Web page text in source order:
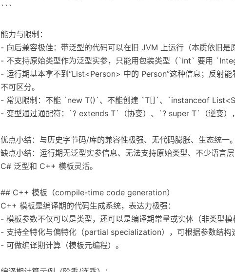
```
能力与限制：
- 向后兼容极佳：带泛型的代码可以在旧 JVM 上运行（本质依旧是
- 不支持原始类型作为泛型实参，只能用包装类型（`int` 要用
- 运行期基本拿不到“List<Person> 中的 Person”这种信息；反射
不可区分。
- 常见限制：不能 `new T()`、不能创建 `T[]`、`instanceof
- 变型通过通配符：`? extends T`（协变）、`? super T`（逆变）
优点小结：与历史字节码/库的兼容性极强、无代码膨胀、生态统一。
缺点小结：运行期无泛型实参信息、无法支持原始类型、不少语言
C# 泛型和 C++ 模板灵活。
## C++ 模板（compile-time code generation）
C++ 模板是编译期的代码生成系统，表达力极强：
- 模板参数不仅可以是类型，还可以是编译期常量或实体（非类型模
- 支持全特化与偏特化（partial specialization），可根据参数结构
- 可做编译期计算（模板元编程）。